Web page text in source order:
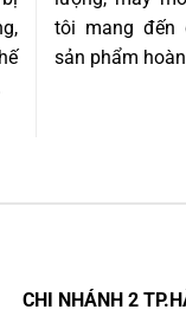
tôi mang đến
sản phẩm
CHI NHÁNH 2